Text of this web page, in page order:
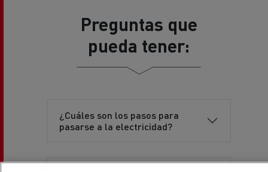
Preguntas que
pueda tener:
¿Cuáles son los pasos para
pasarse a la electricidad?